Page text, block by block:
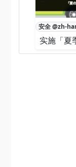
安全 @zh-
实施「夏